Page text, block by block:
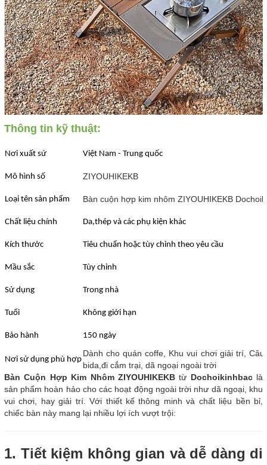
Thông tin kỹ thuật:
Nơi xuất sứ Việt Nam - Trung quốc
Mô hình số ZIYOUHIKEKB
Loại tên sản phẩm Bàn cuộn hợp kim nhôm ZIYOUHIKEKB
Chất liệu chính Da,thép và các phụ kiện khác
Kích thước Tiêu chuẩn hoặc tùy chỉnh theo yêu cầu
Mầu sắc Tùy chỉnh
Sử dụng Trong nhà
Tuổi Không giới hạn
Bảo hành 150 ngày
Nơi sử dụng phù hợp
Dành cho quán coffe, Khu vui chơi giải trí, Câu
bida,đi cắm trại, dã ngoại ngoài trời
Bàn Cuộn Hợp Kim Nhôm ZIYOUHIKEKBtừ Dochoikinhbaclà
sản phẩm hoàn hảo cho các hoạt động ngoài trời như dã ngoại, khu
vui chơi, hay giải trí. Với thiết kế thông minh và chất liệu bền bỉ,
chiếc bàn này mang lại nhiều lợi ích vượt trội:
1. Tiết kiệm không gian và dễ dàng di